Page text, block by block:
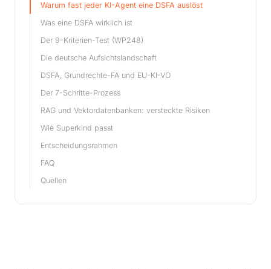
Warum fast jeder KI-Agent eine DSFA auslöst
Was eine DSFA wirklich ist
Der 9-Kriterien-Test (WP248)
Die deutsche Aufsichtslandschaft
DSFA, Grundrechte-FA und EU-KI-VO
Der 7-Schritte-Prozess
RAG und Vektordatenbanken: versteckte Risiken
Wie Superkind passt
Entscheidungsrahmen
FAQ
Quellen